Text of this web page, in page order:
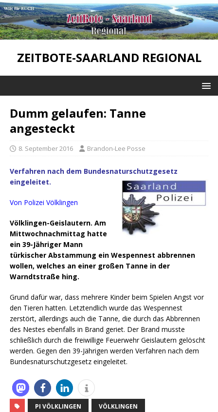
ZEITBOTE-SAARLAND REGIONAL
Dumm gelaufen: Tanne
angesteckt
8. September 2016 Brandon-Lee Posse
Verfahren nach dem Bundesnaturschutzgesetz
eingeleitet.
Von Polizei Völklingen
Völklingen-Geislautern. Am
Mittwochnachmittag hatte
ein 39-Jähriger Mann
türkischer Abstammung ein Wespennest abbrennen
wollen, welches an einer großen Tanne in der
Warndtstraße hing.
Grund dafür war, dass mehrere Kinder beim Spielen Angst vor
den Tieren hatten. Letztendlich wurde das Wespennest
zerstört, allerdings auch die Tanne, die durch das Abbrennen
des Nestes ebenfalls in Brand geriet. Der Brand musste
schließlich durch die freiwillige Feuerwehr Geislautern gelöscht
werden. Gegen den 39-Jährigen werden Verfahren nach dem
Bundesnaturschutzgesetz eingeleitet.
PI VÖLKLINGEN VÖLKLINGEN